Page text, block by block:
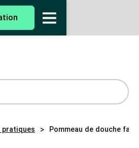
pratiques > Pommeau de douche